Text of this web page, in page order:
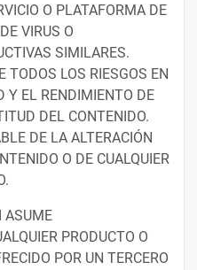
O PLATAFORMA DE
VIRUS O
SIMILARES.
TODOS LOS RIESGOS EN
Y EL RENDIMIENTO DE
DEL CONTENIDO.
DE LA ALTERACIÓN
O DE CUALQUIER
ASUME
PRODUCTO O
POR UN TERCERO